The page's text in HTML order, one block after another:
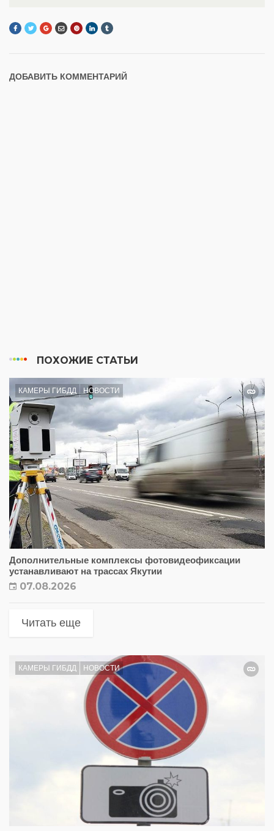
ДОБАВИТЬ КОММЕНТАРИЙ
ПОХОЖИЕ СТАТЬИ
КАМЕРЫ ГИБДД НОВОСТИ
Дополнительные комплексы фотовидеофиксации
устанавливают на трассах Якутии
07.08.2026
Читать еще
КАМЕРЫ ГИБДД НОВОСТИ